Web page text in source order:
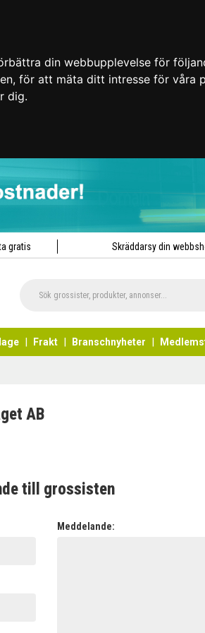
din webbupplevelse för
, för att mäta ditt intresse för våra
dig.
gratis Skräddarsy din
Frakt Branschnyheter
AB
till grossisten
Meddelande: